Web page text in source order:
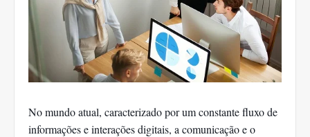
No mundo atual, caracterizado por um constante fluxo de
informações e interações digitais, a comunicação e o